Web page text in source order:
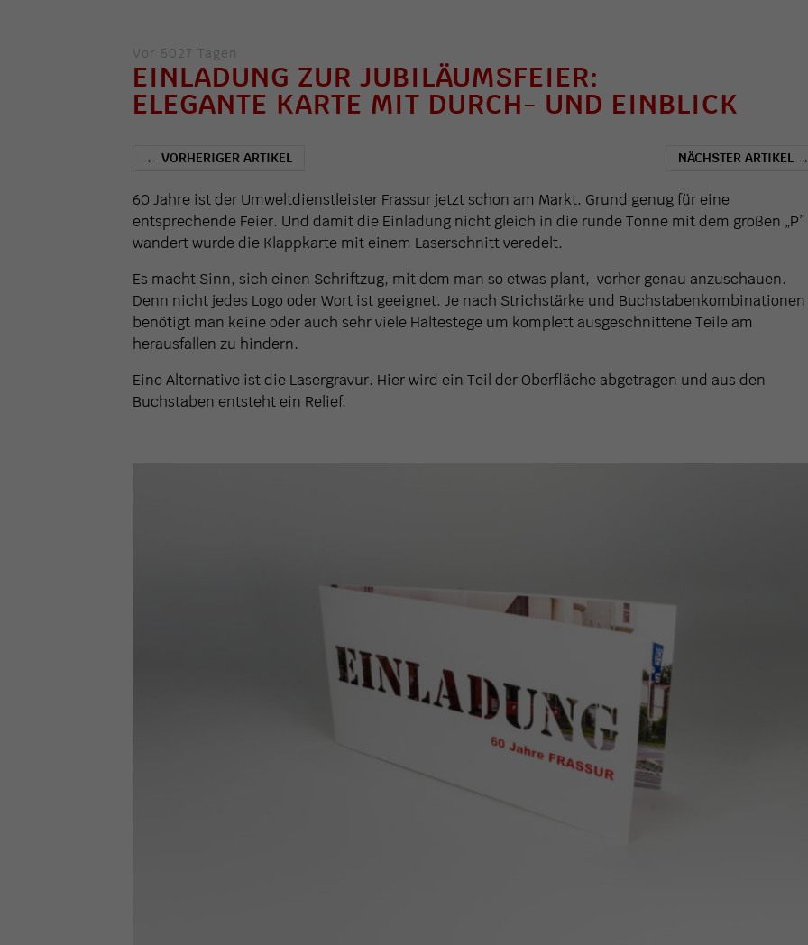
Vor 5027 Tagen
EINLADUNG ZUR JUBILÄUMSFEIER:
ELEGANTE KARTE MIT DURCH- UND EINBLICK
← VORHERIGER ARTIKEL NÄCHSTER ARTIKEL →
60 Jahre ist der Umweltdienstleister Frassur jetzt schon am Markt. Grund genug für eine
entsprechende Feier. Und damit die Einladung nicht gleich in die runde Tonne mit dem großen „P”
wandert wurde die Klappkarte mit einem Laserschnitt veredelt.
Es macht Sinn, sich einen Schriftzug, mit dem man so etwas plant, vorher genau anzuschauen.
Denn nicht jedes Logo oder Wort ist geeignet. Je nach Strichstärke und Buchstabenkombinationen
benötigt man keine oder auch sehr viele Haltestege um komplett ausgeschnittene Teile am
herausfallen zu hindern.
Eine Alternative ist die Lasergravur. Hier wird ein Teil der Oberfläche abgetragen und aus den
Buchstaben entsteht ein Relief.